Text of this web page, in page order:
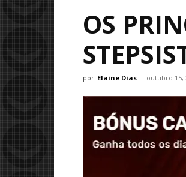
OS
por Elaine Dias - outubro 15,